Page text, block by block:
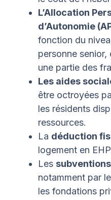
L’Allocation
d’Autonomie
fonction du
personne
une partie des
Les aides
être octroyées
les résidents
ressources.
La déduction
logement en
Les
notamment par
les fondations